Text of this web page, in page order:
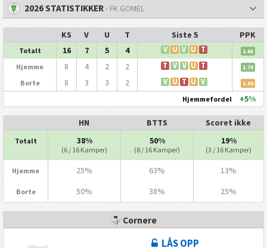
2026 STATISTIKKER- FK GOMEL
KS V U T Siste 5 PPK
Totalt 16 7 5 4 V U V U T 1.63
Hjemme 8 4 2 2 T V V U T 1.75
Borte 8 3 3 2 V U T U V 1.50
Hjemmefordel +5%
HN BTTS Scoret ikke
Totalt 38%
(6 / 16 Kamper)
50%
(8 / 16 Kamper)
19%
(3 / 16 Kamper)
Hjemme 25% 63% 13%
Borte 50% 38% 25%
Cornere
LÅS OPP